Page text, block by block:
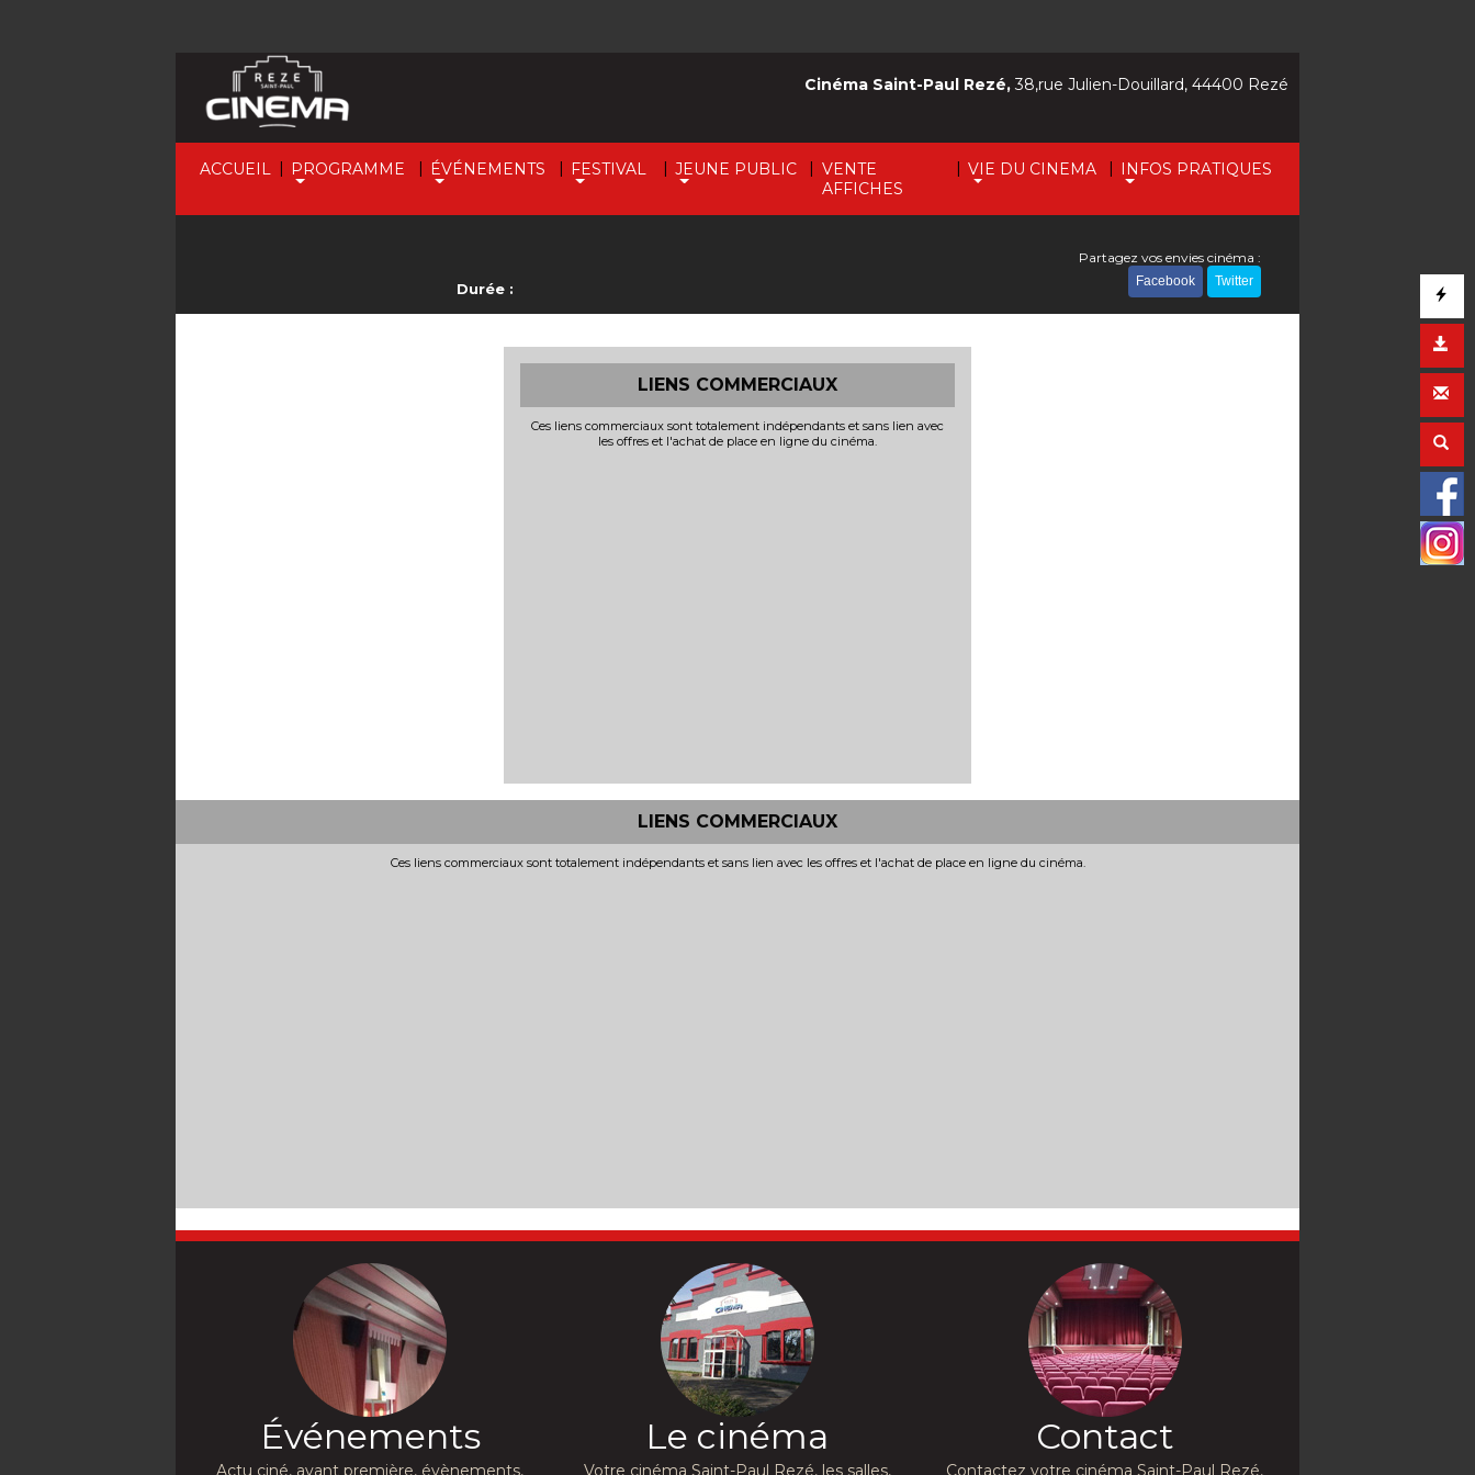
ACCUEIL | PROGRAMME | ÉVÉNEMENTS | FESTIVAL | JEUNE PUBLIC | VENTE
AFFICHES
| VIE DU CINEMA | INFOS PRATIQUES
Cinéma Saint-Paul Rezé,38,rue Julien-Douillard, 44400 Rezé
Durée :
Partagez vos envies cinéma :
Facebook Twitter
LIENS COMMERCIAUX
Ces liens commerciaux sont totalement indépendants et sans lien avec
les offres et l'achat de place en ligne du cinéma.
LIENS COMMERCIAUX
Ces liens commerciaux sont totalement indépendants et sans lien avec les offres et l'achat de place en ligne du cinéma.
Événements
Actu ciné, avant première, évènements,
Le cinéma
Votre cinéma Saint-Paul Rezé, les salles,
Contact
Contactez votre cinéma Saint-Paul Rezé,